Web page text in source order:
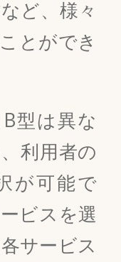
ど、様々
とができ
型は異な
利用者の
が可能で
ビスを選
サービス